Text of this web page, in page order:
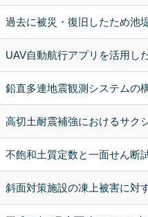
過去に被災・復旧したため池
UAV自動航行アプリを活用し
鉛直多連地震観測システムの
高切土耐震補強におけるサク
不飽和土質定数と一面せん断
斜面対策施設の凍上被害に対